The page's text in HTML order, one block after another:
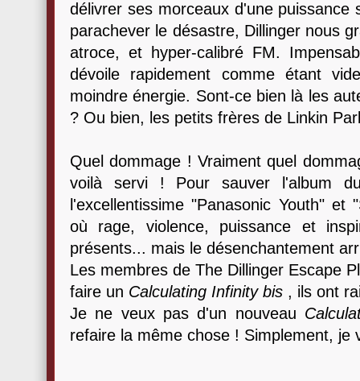
délivrer ses morceaux d'une
parachever le désastre, Dillinger nous
atroce, et hyper-calibré FM.
dévoile rapidement comme étant
moindre énergie. Sont-ce bien là les
? Ou bien, les petits frères de Linkin
Quel dommage ! Vraiment quel
voilà servi ! Pour sauver l'album
l'excellentissime "Panasonic Youth" et
où rage, violence, puissance et
présents... mais le désenchantement
Les membres de The Dillinger Escape
faire un Calculating Infinity bis , ils ont
Je ne veux pas d'un nouveau
refaire la même chose ! Simplement, je